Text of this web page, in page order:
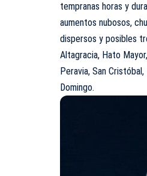
tempranas horas y
aumentos nubosos,
dispersos y posibles
Altagracia, Hato
Peravia, San
Domingo.